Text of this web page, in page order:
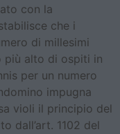
con la
che i
di millesimi
più alto di ospiti in
per un numero
impugna
violi il principio del
dall’art. 1102 del